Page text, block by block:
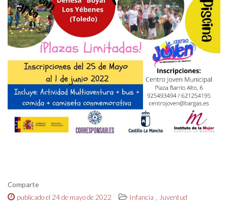
Comparte
publicado el 24 de mayo de 2022
Infancia , Juventud